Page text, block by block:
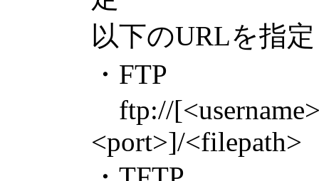
以下のURLを指
・FTP
ftp://
<port>]/<filepath>